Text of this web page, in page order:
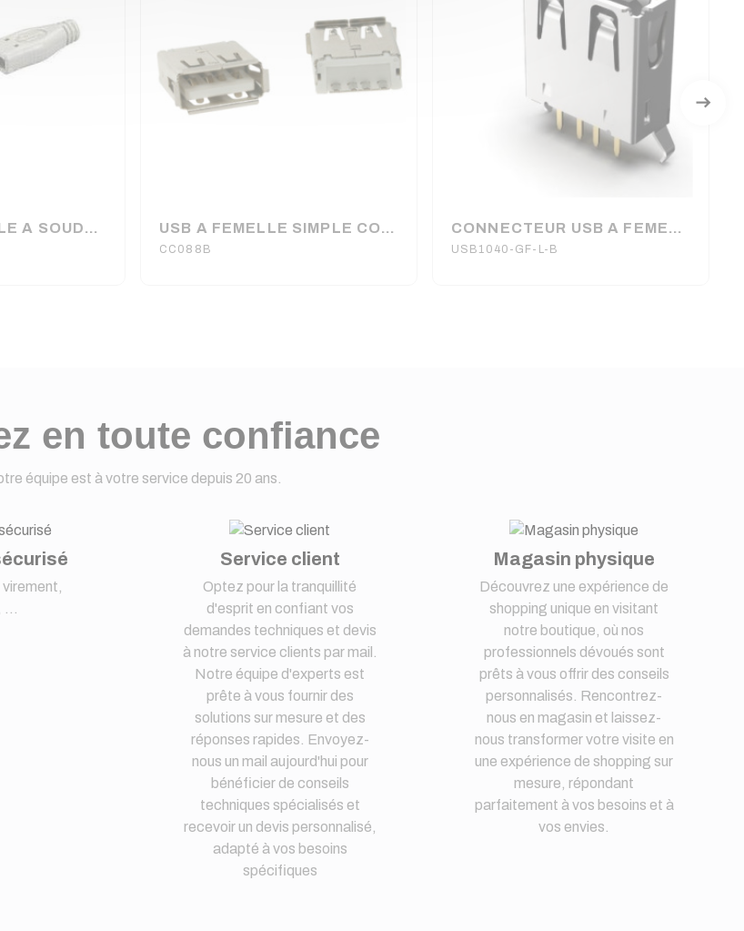
FICHE USB A MALE A SOUDER (6080) USB A FEMELLE SIMPLE CONNECTEUR 180° (6080)
CC088B
CONNECTEUR USB A FEMELLE
USB1040-GF-L-B
en toute confiance
équipe est à votre service depuis 20 ans.
Service client
Optez pour la tranquillité
d'esprit en confiant vos
demandes techniques et devis
à notre service clients par mail.
Notre équipe d'experts est
prête à vous fournir des
solutions sur mesure et des
réponses rapides. Envoyez-
nous un mail aujourd'hui pour
bénéficier de conseils
techniques spécialisés et
recevoir un devis personnalisé,
adapté à vos besoins
spécifiques
Magasin physique
Découvrez une expérience de
shopping unique en visitant
notre boutique, où nos
professionnels dévoués sont
prêts à vous offrir des conseils
personnalisés. Rencontrez-
nous en magasin et laissez-
nous transformer votre visite en
une expérience de shopping sur
mesure, répondant
parfaitement à vos besoins et à
vos envies.